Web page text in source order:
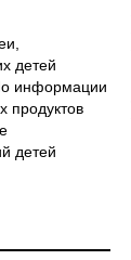
детей
информации
продуктов
детей